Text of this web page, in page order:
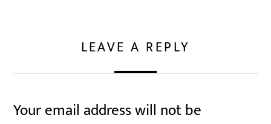
LEAVE A REPLY
Your email address will not be